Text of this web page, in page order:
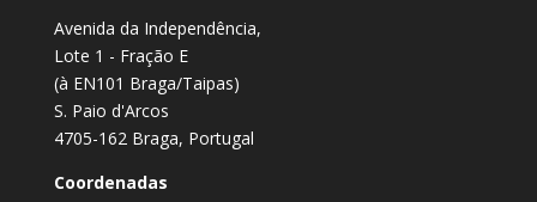
Avenida da Independência,
Lote 1 - Fração E
(à EN101 Braga/Taipas)
S. Paio d'Arcos
4705-162 Braga, Portugal
Coordenadas